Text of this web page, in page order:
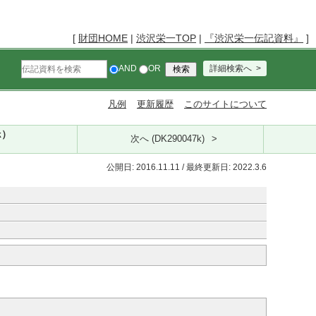
[ 財団HOME | 渋沢栄一TOP | 『渋沢栄一伝記資料』 ]
AND OR 詳細検索へ
凡例 更新履歴 このサイトについて
次へ (DK290047k)
公開日: 2016.11.11 / 最終更新日: 2022.3.6